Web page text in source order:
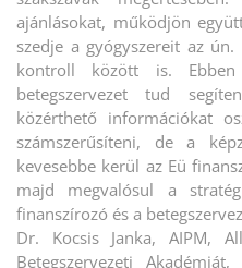
ajánlásokat, működjön
szedje a gyógyszereit az
kontroll között is.
betegszervezet tud
közérthető információkat
számszerűsíteni, de a
kevesebbe kerül az Eü
majd megvalósul a
finanszírozó és a
Dr. Kocsis Janka, AIPM,
Betegszervezeti